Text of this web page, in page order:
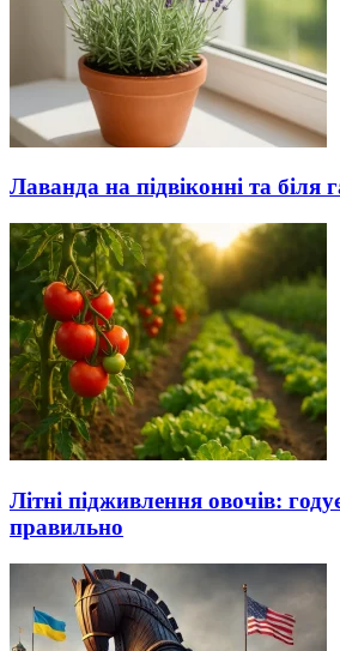
Лаванда на підвіконні та біля
Літні підживлення овочів:
правильно